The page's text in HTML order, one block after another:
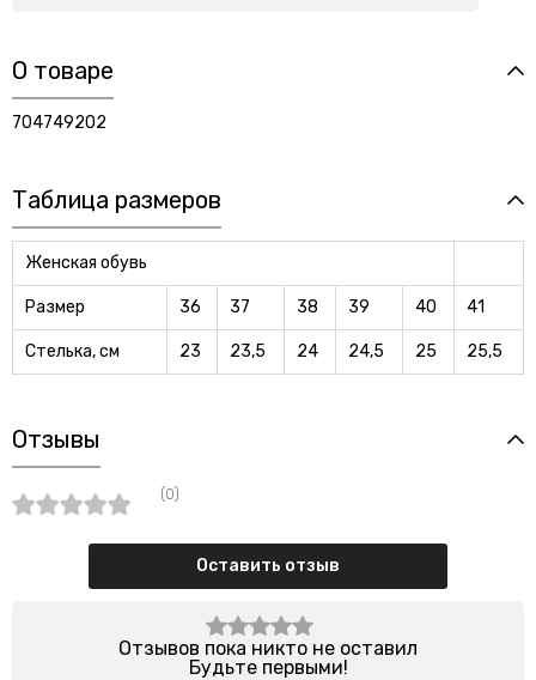
О товаре
704749202
Таблица размеров
Женская обувь
Размер 36 37 38 39 40 41
Стелька, см 23 23,5 24 24,5 25 25,5
Отзывы
(0)
Оставить отзыв
Отзывов пока никто не оставил
Будьте первыми!